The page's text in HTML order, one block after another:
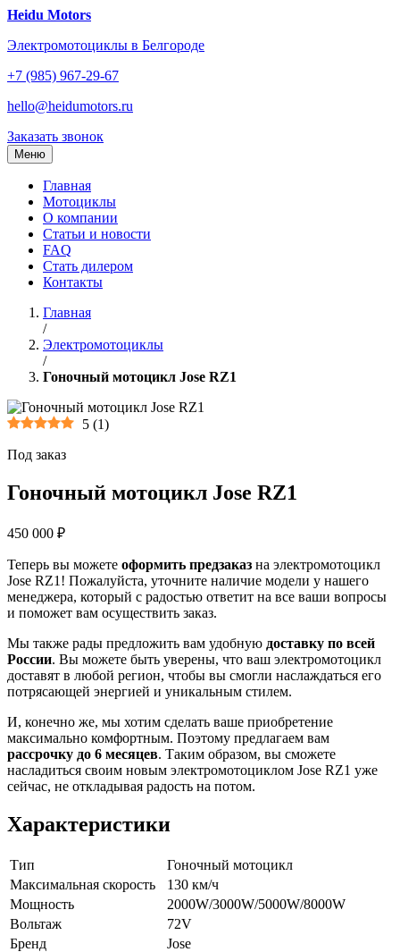
Перейти
содержанию
Heidu Motors
Электромотоциклы в Белгороде
+7 (985) 967-29-67
hello@heidumotors.ru
Заказать звонок
Меню
Главная
Мотоциклы
О компании
Статьи и новости
FAQ
Стать дилером
Контакты
Главная
/
Электромотоциклы
/
Гоночный мотоцикл Jose RZ1
5 (1)
Под заказ
Гоночный мотоцикл Jose RZ1
450 000 ₽
Теперь вы можете оформить предзаказ на электромотоцикл
Jose RZ1! Пожалуйста, уточните наличие модели у нашего
менеджера, который с радостью ответит на все ваши вопросы
и поможет вам осуществить заказ.
Мы также рады предложить вам удобную доставку по всей
России. Вы можете быть уверены, что ваш электромотоцикл
доставят в любой регион, чтобы вы смогли наслаждаться его
потрясающей энергией и уникальным стилем.
И, конечно же, мы хотим сделать ваше приобретение
максимально комфортным. Поэтому предлагаем вам
рассрочку до 6 месяцев. Таким образом, вы сможете
насладиться своим новым электромотоциклом Jose RZ1 уже
сейчас, не откладывая радость на потом.
Характеристики
Тип
Гоночный мотоцикл
Максимальная скорость
130 км/ч
Мощность
2000W/3000W/5000W/8000W
Вольтаж
72V
Бренд
Jose